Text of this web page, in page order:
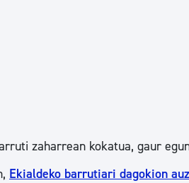
zaharrean kokatua, gaur
Ekialdeko barrutiari dagokion